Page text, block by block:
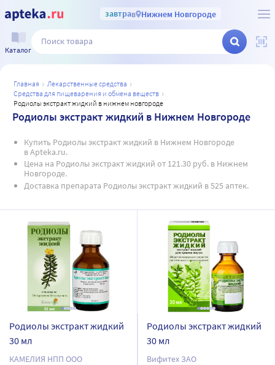
завтрав Нижнем Новгороде
Каталог
главная
лекарственные средства
средства для пищеварения и обмена веществ
родиолы экстракт жидкий в нижнем новгороде
Родиолы экстракт жидкий в Нижнем Новгороде
Купить Родиолы экстракт жидкий в Нижнем Новгороде
в Apteka.ru.
Цена на Родиолы экстракт жидкий от 121.30 руб. в Нижнем
Новгороде.
Доставка препарата Родиолы экстракт жидкий в 525 аптек.
Родиолы экстракт жидкий
30 мл
КАМЕЛИЯ НПП ООО
Родиолы экстракт жидкий
30 мл
Вифитех ЗАО